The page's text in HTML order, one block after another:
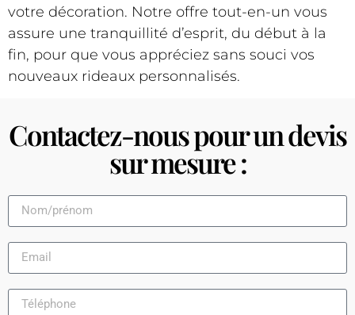
votre décoration. Notre offre tout-en-un vous
assure une tranquillité d’esprit, du début à la
fin, pour que vous appréciez sans souci vos
nouveaux rideaux personnalisés.
Contactez-nous pour un devis
sur mesure :